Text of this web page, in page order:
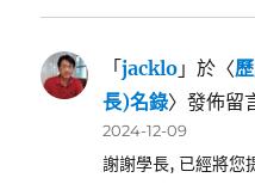
「jacklo 」於〈
長)名錄〉發佈留
2024-12-09
謝謝學長, 已經將您